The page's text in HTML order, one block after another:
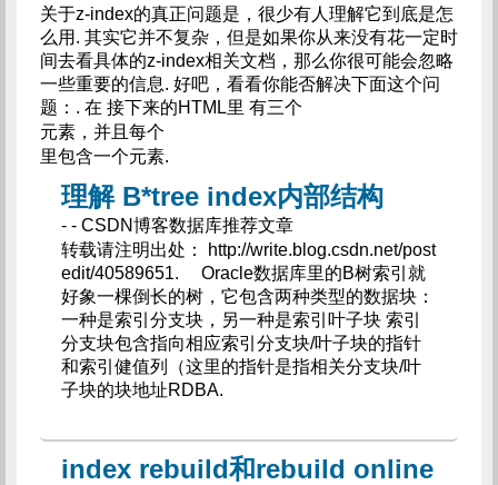
关于z-index的真正问题是，很少有人理解它到底是怎
么用. 其实它并不复杂，但是如果你从来没有花一定时
间去看具体的z-index相关文档，那么你很可能会忽略
一些重要的信息. 好吧，看看你能否解决下面这个问
题：. 在 接下来的HTML里 有三个
元素，并且每个
里包含一个元素.
理解 B*tree index内部结构
- - CSDN博客数据库推荐文章
转载请注明出处： http://write.blog.csdn.net/post
edit/40589651. Oracle数据库里的B树索引就
好象一棵倒长的树，它包含两种类型的数据块：
一种是索引分支块，另一种是索引叶子块 索引
分支块包含指向相应索引分支块/叶子块的指针
和索引健值列（这里的指针是指相关分支块/叶
子块的块地址RDBA.
index rebuild和rebuild online